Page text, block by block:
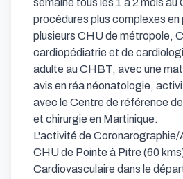
semaine tous les 1 à 2 mois
procédures plus complexes
plusieurs CHU de métropole,
cardiopédiatrie et de
adulte au CHBT, avec une
avis en réa néonatologie,
avec le Centre de référence
et chirurgie en Martinique.
L'activité de
CHU de Pointe à Pitre (60
Cardiovasculaire dans le